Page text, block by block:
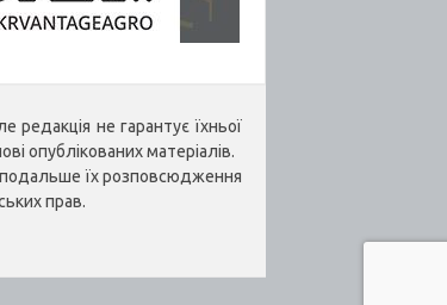
редакція не гарантує їхньої
опублікованих матеріалів.
подальше їх розповсюдження
прав.